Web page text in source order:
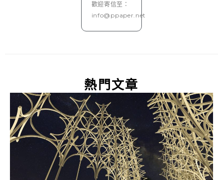
歡迎寄信至：
info@ppaper.net
熱門文章